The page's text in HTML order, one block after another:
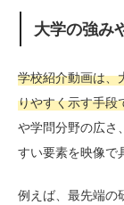
大学の強み
学校紹介動画は、
りやすく示す手段
や学問分野の広さ
すい要素を映像で
例えば、最先端の